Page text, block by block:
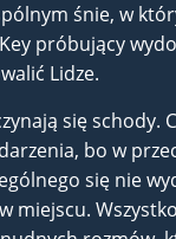
śnie, w
próbujący
Lidze.
się schody.
bo w
się nie
miejscu.